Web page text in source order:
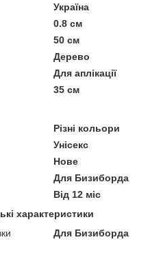
Україна
0.8 см
50 см
Дерево
Для аплікації
35 см
Різні кольори
Унісекс
Нове
Для Бизиборда
Від 12 міс
характеристики
Для Бизиборда